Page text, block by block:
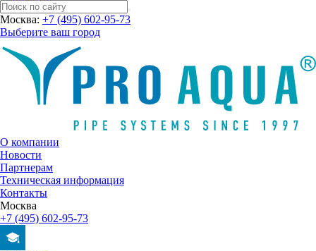
Москва: +7 (495) 602-95-73
Выберите ваш город
О компании
Новости
Партнерам
Техническая информация
Контакты
Москва
+7 (495) 602-95-73